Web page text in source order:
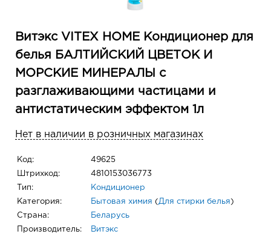
Витэкс VITEX HOME Кондиционер для
белья БАЛТИЙСКИЙ ЦВЕТОК И
МОРСКИЕ МИНЕРАЛЫ с
разглаживающими частицами и
антистатическим эффектом 1л
Нет в наличии в розничных магазинах
Код: 49625
Штрихкод: 4810153036773
Тип: Кондиционер
Категория: Бытовая химия ( Для стирки белья )
Страна: Беларусь
Производитель: Витэкс